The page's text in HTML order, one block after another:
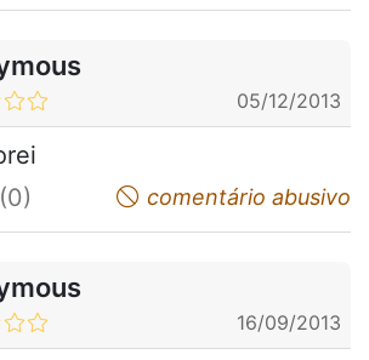
05/12/2013
I do not appreciatecomentário abusivo
16/09/2013